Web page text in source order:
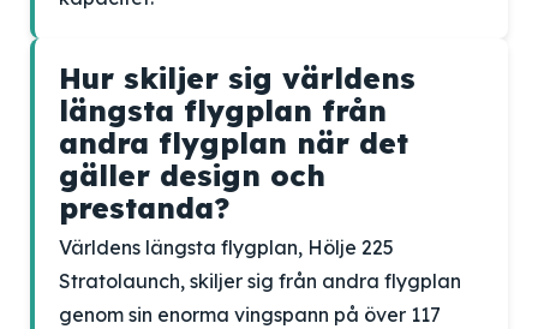
Hur skiljer sig världens
längsta flygplan från
andra flygplan när det
gäller design och
prestanda?
Världens längsta flygplan, Hölje 225
Stratolaunch, skiljer sig från andra flygplan
genom sin enorma vingspann på över 117